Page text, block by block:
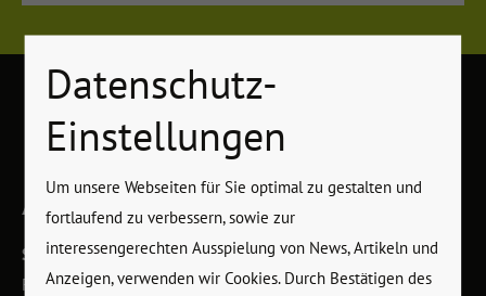
ANSCHRIFT
Sportstudio Highlight
Fitnessstudio
Datenschutz-
Einstellungen
Um unsere Webseiten für Sie optimal zu gestalten und
fortlaufend zu verbessern, sowie zur
interessengerechten Ausspielung von News, Artikeln und
Anzeigen, verwenden wir Cookies. Durch Bestätigen des